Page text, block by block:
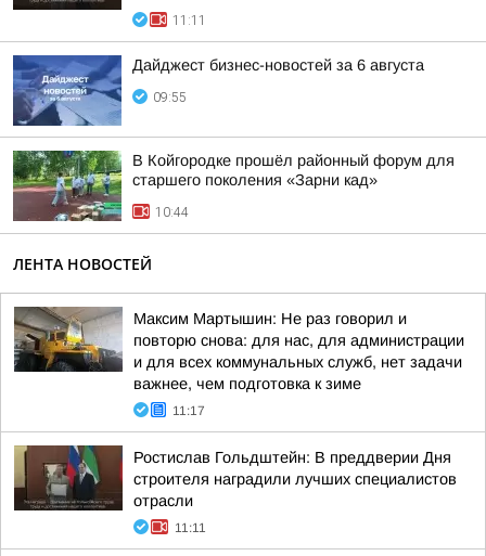
11:11
Дайджест бизнес-новостей за 6 августа
09:55
В Койгородке прошёл районный форум для
старшего поколения «Зарни кад»
10:44
ЛЕНТА НОВОСТЕЙ
Максим Мартышин: Не раз говорил и
повторю снова: для нас, для администрации
и для всех коммунальных служб, нет задачи
важнее, чем подготовка к зиме
11:17
Ростислав Гольдштейн: В преддверии Дня
строителя наградили лучших специалистов
отрасли
11:11